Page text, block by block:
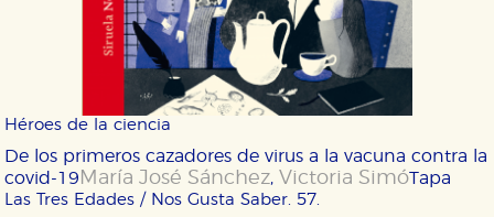
Héroes de la ciencia
De los primeros cazadores de virus a la vacuna contra la
covid-19 María José Sánchez, Victoria Simó
Las Tres Edades / Nos Gusta Saber. 57.
Tapa